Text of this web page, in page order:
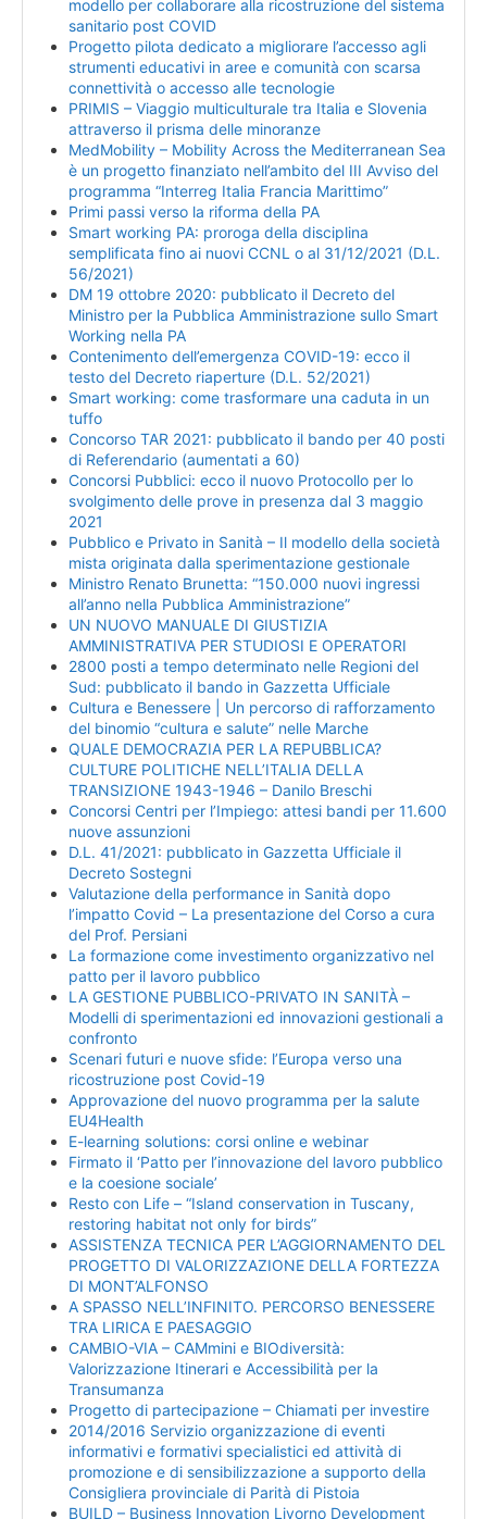
modello per collaborare alla ricostruzione del sistema
sanitario post COVID
Progetto pilota dedicato a migliorare l’accesso agli
strumenti educativi in aree e comunità con scarsa
connettività o accesso alle tecnologie
PRIMIS – Viaggio multiculturale tra Italia e Slovenia
attraverso il prisma delle minoranze
MedMobility – Mobility Across the Mediterranean Sea
è un progetto finanziato nell’ambito del III Avviso del
programma “Interreg Italia Francia Marittimo”
Primi passi verso la riforma della PA
Smart working PA: proroga della disciplina
semplificata fino ai nuovi CCNL o al 31/12/2021 (D.L.
56/2021)
DM 19 ottobre 2020: pubblicato il Decreto del
Ministro per la Pubblica Amministrazione sullo Smart
Working nella PA
Contenimento dell’emergenza COVID-19: ecco il
testo del Decreto riaperture (D.L. 52/2021)
Smart working: come trasformare una caduta in un
tuffo
Concorso TAR 2021: pubblicato il bando per 40 posti
di Referendario (aumentati a 60)
Concorsi Pubblici: ecco il nuovo Protocollo per lo
svolgimento delle prove in presenza dal 3 maggio
2021
Pubblico e Privato in Sanità – Il modello della società
mista originata dalla sperimentazione gestionale
Ministro Renato Brunetta: “150.000 nuovi ingressi
all’anno nella Pubblica Amministrazione”
UN NUOVO MANUALE DI GIUSTIZIA
AMMINISTRATIVA PER STUDIOSI E OPERATORI
2800 posti a tempo determinato nelle Regioni del
Sud: pubblicato il bando in Gazzetta Ufficiale
Cultura e Benessere | Un percorso di rafforzamento
del binomio “cultura e salute” nelle Marche
QUALE DEMOCRAZIA PER LA REPUBBLICA?
CULTURE POLITICHE NELL’ITALIA DELLA
TRANSIZIONE 1943-1946 – Danilo Breschi
Concorsi Centri per l’Impiego: attesi bandi per 11.600
nuove assunzioni
D.L. 41/2021: pubblicato in Gazzetta Ufficiale il
Decreto Sostegni
Valutazione della performance in Sanità dopo
l’impatto Covid – La presentazione del Corso a cura
del Prof. Persiani
La formazione come investimento organizzativo nel
patto per il lavoro pubblico
LA GESTIONE PUBBLICO-PRIVATO IN SANITÀ –
Modelli di sperimentazioni ed innovazioni gestionali a
confronto
Scenari futuri e nuove sfide: l’Europa verso una
ricostruzione post Covid-19
Approvazione del nuovo programma per la salute
EU4Health
E-learning solutions: corsi online e webinar
Firmato il ‘Patto per l’innovazione del lavoro pubblico
e la coesione sociale’
Resto con Life – “Island conservation in Tuscany,
restoring habitat not only for birds”
ASSISTENZA TECNICA PER L’AGGIORNAMENTO DEL
PROGETTO DI VALORIZZAZIONE DELLA FORTEZZA
DI MONT’ALFONSO
A SPASSO NELL’INFINITO. PERCORSO BENESSERE
TRA LIRICA E PAESAGGIO
CAMBIO-VIA – CAMmini e BIOdiversità:
Valorizzazione Itinerari e Accessibilità per la
Transumanza
Progetto di partecipazione – Chiamati per investire
2014/2016 Servizio organizzazione di eventi
informativi e formativi specialistici ed attività di
promozione e di sensibilizzazione a supporto della
Consigliera provinciale di Parità di Pistoia
BUILD – Business Innovation Livorno Development